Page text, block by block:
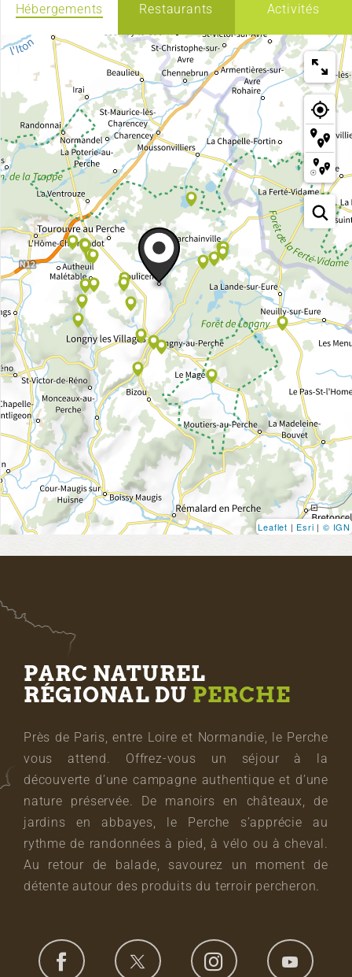
Hébergements Restaurants Activités
Leaflet | Esri | © IGN
PARC NATUREL
RÉGIONAL DU PERCHE
Près de Paris, entre Loire et Normandie, le Perche
vous attend. Offrez-vous un séjour à la
découverte d’une campagne authentique et d’une
nature préservée. De manoirs en châteaux, de
jardins en abbayes, le Perche s’apprécie au
rythme de randonnées à pied, à vélo ou à cheval.
Au retour de balade, savourez un moment de
détente autour des produits du terroir percheron.